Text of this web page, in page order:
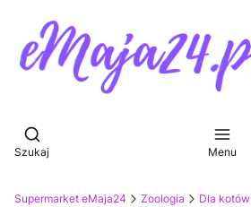
Otwórz wyszukiwarkę
Szukaj Menu
Supermarket eMaja24 Zoologia Dla kotów